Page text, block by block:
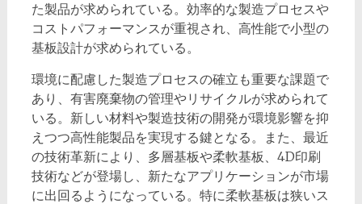
た製品が求められている。効率的な製造プロセスや
コストパフォーマンスが重視され、高性能で小型の
基板設計が求められている。
環境に配慮した製造プロセスの確立も重要な課題で
あり、有害廃棄物の管理やリサイクルが求められて
いる。新しい材料や製造技術の開発が環境影響を抑
えつつ高性能製品を実現する鍵となる。また、最近
の技術革新により、多層基板や柔軟基板、4D印刷
技術などが登場し、新たなアプリケーションが市場
に出回るようになっている。特に柔軟基板は狭いス